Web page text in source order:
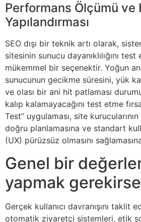
Performans Ölçümü ve
Yapılandırması
SEO dışı bir teknik artı olarak,
sitesinin sunucu dayanıklılığını
mükemmel bir seçenektir. Yoğun
sunucunun gecikme süresini, yük
ve olası bir ani hit patlaması
kalıp kalamayacağını test etme
Test” uygulaması, site
doğru planlamasına ve standart
(UX) pürüzsüz olmasını
Genel bir
yapmak gerekirse
Gerçek kullanıcı davranışını taklit
otomatik ziyaretçi sistemleri, etik